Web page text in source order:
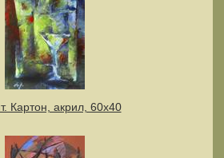
Картон, акрил, 60х40